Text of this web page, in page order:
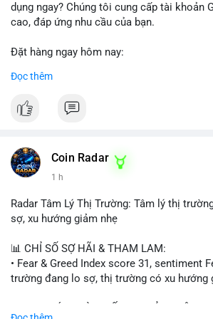
dụng ngay? Chúng tôi cung cấp tài khoản
cao, đáp ứng nhu cầu của bạn.
Đặt hàng ngay hôm nay:
✅ Phản hồi trong 24 giờ
✅ WhatsApp: +1 (66
✅ Telegram: @localpvashop
Liên hệ ngay để được tư vấn và hỗ trợ
Đọc thêm
Coin Radar
1 h
Radar Tâm Lý Thị Trường: Tâm lý thị
sợ, xu hướng giảm nhẹ
📊 CHỈ SỐ SỢ HÃI & THAM LAM:
• Fear & Greed Index score 31, sentiment
trường đang lo sợ, thị trường có xu hướng